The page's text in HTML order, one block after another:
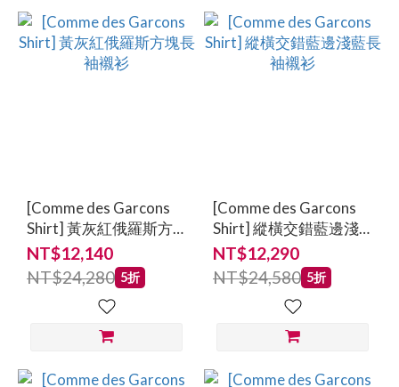
[Comme des Garcons
Shirt] 黃灰紅俄羅斯方
塊長袖襯衫
NT$12,140
NT$24,280 5折
[Comme des Garcons
Shirt] 縱橫交錯藍邊淺
藍長袖襯衫
NT$12,290
NT$24,580 5折